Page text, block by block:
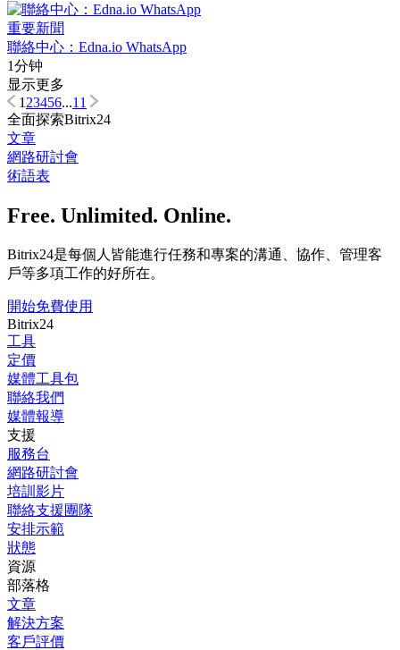
重要新聞
聯絡中心：Edna.io WhatsApp
1分钟
显示更多
123456...11
全面探索Bitrix24
文章
網路研討會
術語表
Free. Unlimited. Online.
Bitrix24是每個人皆能進行任務和專案的溝通、協作、管理客
戶等多項工作的好所在。
開始免費使用
Bitrix24
工具
定價
媒體工具包
聯絡我們
媒體報導
支援
服務台
網路研討會
培訓影片
聯絡支援團隊
安排示範
狀態
資源
部落格
文章
解決方案
客戶評價